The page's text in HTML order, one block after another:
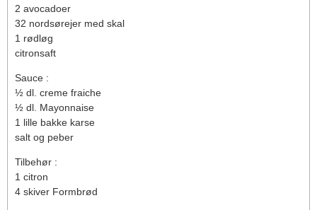
2 avocadoer
32 nordsørejer med skal
1 rødløg
citronsaft
Sauce :
½ dl. creme fraiche
½ dl. Mayonnaise
1 lille bakke karse
salt og peber
Tilbehør :
1 citron
4 skiver Formbrød